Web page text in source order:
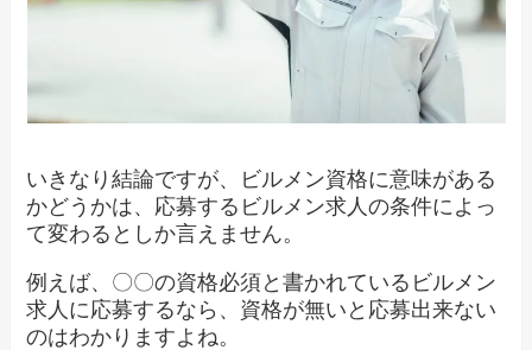
いきなり結論ですが、ビルメン資格に意味がある
かどうかは、応募するビルメン求人の条件によっ
て変わるとしか言えません。
例えば、〇〇の資格必須と書かれているビルメン
求人に応募するなら、資格が無いと応募出来ない
のはわかりますよね。